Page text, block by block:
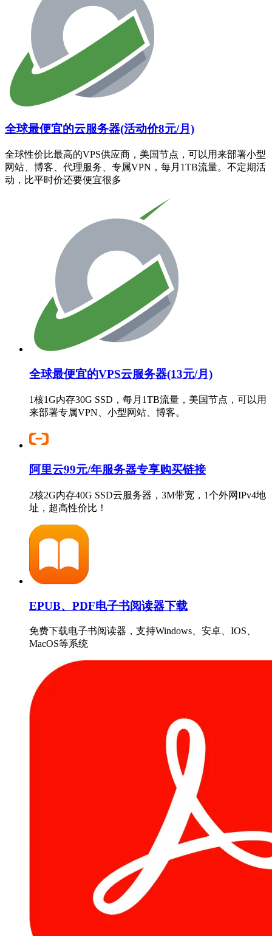
全球最便宜的云服务器(活动价8元/月)
全球性价比最高的VPS供应商，美国节点，可以用来部署小型
网站、博客、代理服务、专属VPN，每月1TB流量。不定期活
动，比平时价还要便宜很多
全球最便宜的VPS云服务器(13元/月)
1核1G内存30G SSD，每月1TB流量，美国节点，可以用
来部署专属VPN、小型网站、博客。
阿里云99元/年服务器专享购买链接
2核2G内存40G SSD云服务器，3M带宽，1个外网IPv4地
址，超高性价比！
EPUB、PDF电子书阅读器下载
免费下载电子书阅读器，支持Windows、安卓、IOS、
MacOS等系统